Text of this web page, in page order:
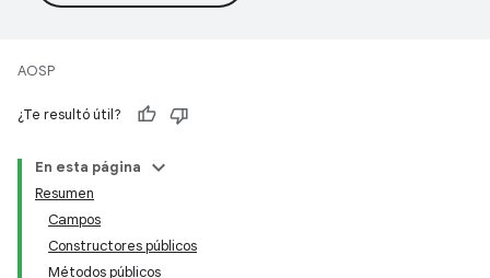
AOSP
¿Te resultó útil?
En esta página
Resumen
Campos
Constructores públicos
Métodos públicos